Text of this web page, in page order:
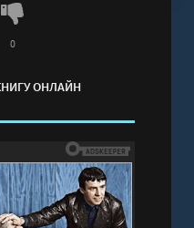
- полная версия
ОНЛАЙН
0